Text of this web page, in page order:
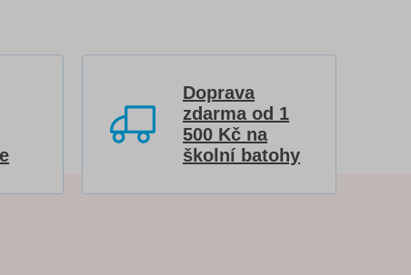
Doprava
zdarma od 1
500 Kč na
školní batohy